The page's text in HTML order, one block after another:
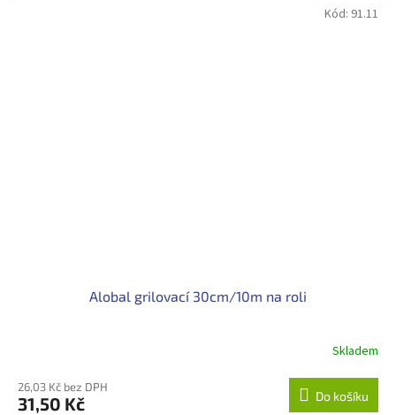
Alobal grilovací 30cm/10m na roli
Skladem
26,03 Kč bez DPH
31,50 Kč Do košíku
Kód: 91.11